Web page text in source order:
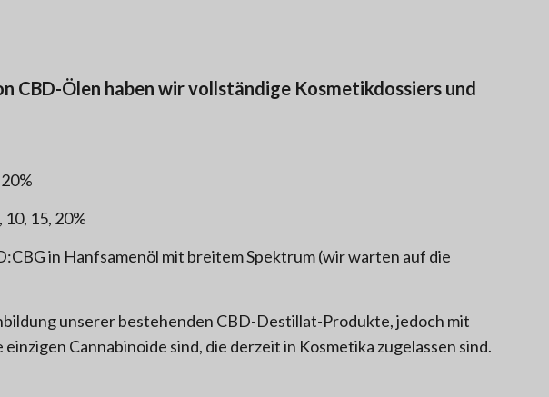
CBD-Ölen haben wir vollständige Kosmetikdossiers und
15, 20%
in Hanfsamenöl mit breitem Spektrum (wir warten auf die
unserer bestehenden CBD-Destillat-Produkte, jedoch mit
Cannabinoide sind, die derzeit in Kosmetika zugelassen sind.